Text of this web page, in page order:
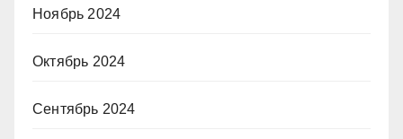
Ноябрь 2024
Октябрь 2024
Сентябрь 2024